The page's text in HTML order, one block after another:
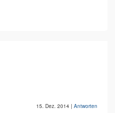
15. Dez. 2014 | Antworten